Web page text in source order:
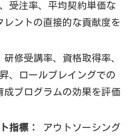
受注率、平均契約単価な
レントの直接的な貢献度を
研修受講率、資格取得率、
、ロールプレイングでの
成プログラムの効果を評価
指標：
アウトソーシング